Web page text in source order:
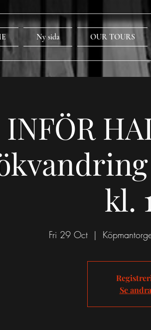
Ny sida OUR TOURS
INFÖR
kl.
Fri 29 Oct
  |
Se